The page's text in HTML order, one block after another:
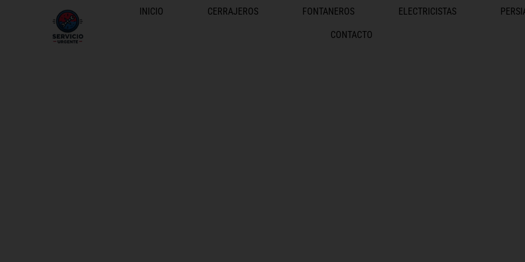
INICIO CERRAJEROS FONTANEROS ELECTRICISTAS
CONTACTO